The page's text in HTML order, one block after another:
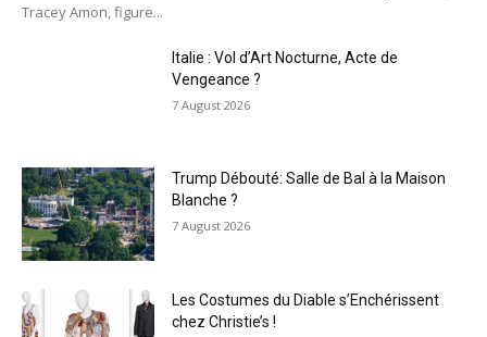
Tracey Amon, figure...
Italie : Vol d’Art Nocturne, Acte de
Vengeance ?
7 August 2026
Trump Débouté: Salle de Bal à la Maison
Blanche ?
7 August 2026
Les Costumes du Diable s’Enchérissent
chez Christie’s !